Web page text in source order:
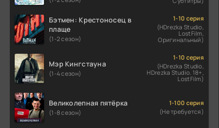
Бэтмен: Крестоносец в
плаще
(1-2 сезон)
1-10 серия
(HDrezka Studio,
LostFilm,
Оригинальный)
Мэр Кингстауна
(1-4 сезон)
1-10 серия
(HDrezka Studio,
HDrezka Studio. 18+,
LostFilm)
Великолепная пятёрка
(1-8 сезон)
1-100 серия
(Не требуется)